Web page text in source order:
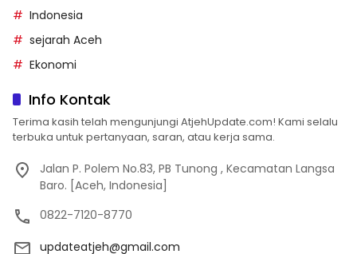
Indonesia
sejarah Aceh
Ekonomi
Info Kontak
Terima kasih telah mengunjungi AtjehUpdate.com! Kami selalu
terbuka untuk pertanyaan, saran, atau kerja sama.
Jalan P. Polem No.83, PB Tunong , Kecamatan Langsa
Baro. [Aceh, Indonesia]
0822-7120-8770
updateatjeh@gmail.com